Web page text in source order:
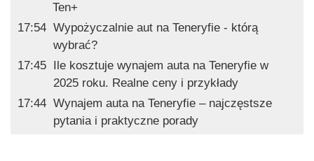
Ten+
17:54 Wypożyczalnie aut na Teneryfie - którą
wybrać?
17:45 Ile kosztuje wynajem auta na Teneryfie w
2025 roku. Realne ceny i przykłady
17:44 Wynajem auta na Teneryfie – najczęstsze
pytania i praktyczne porady